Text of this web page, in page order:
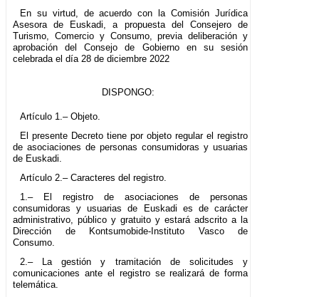
En su virtud, de acuerdo con la Comisión Jurídica
Asesora de Euskadi, a propuesta del Consejero de
Turismo, Comercio y Consumo, previa deliberación y
aprobación del Consejo de Gobierno en su sesión
celebrada el día 28 de diciembre 2022
DISPONGO:
Artículo 1.– Objeto.
El presente Decreto tiene por objeto regular el registro
de asociaciones de personas consumidoras y usuarias
de Euskadi.
Artículo 2.– Caracteres del registro.
1.– El registro de asociaciones de personas
consumidoras y usuarias de Euskadi es de carácter
administrativo, público y gratuito y estará adscrito a la
Dirección de Kontsumobide-Instituto Vasco de
Consumo.
2.– La gestión y tramitación de solicitudes y
comunicaciones ante el registro se realizará de forma
telemática.